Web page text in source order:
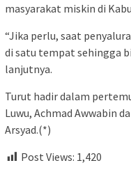
masyarakat miskin di
“Jika perlu, saat
di satu tempat sehingga
lanjutnya.
Turut hadir dalam
Luwu, Achmad Awwabin
Arsyad.(*)
Post Views: 1,420